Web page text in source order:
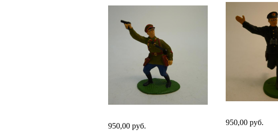
950,00 руб.
950,00 руб.